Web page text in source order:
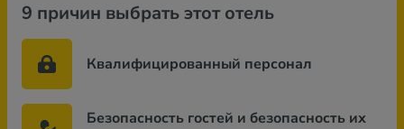
9 причин выбрать этот отель
Квалифицированный персонал
Безопасность гостей и безопасность их